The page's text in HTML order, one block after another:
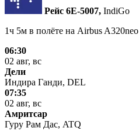
Рейс 6E‑5007, IndiGo
1ч 5м в полёте на Airbus A320neo
06:30
02 авг, вс
Дели
Индира Ганди, DEL
07:35
02 авг, вс
Амритсар
Гуру Рам Дас, ATQ